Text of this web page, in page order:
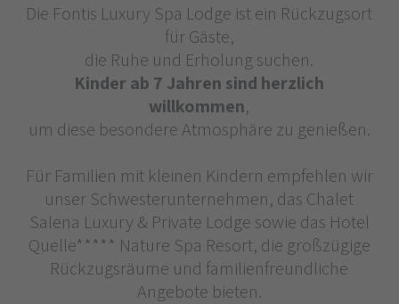
Die Fontis Luxury Spa Lodge ist ein Rückzugsort
für Gäste,
die Ruhe und Erholung suchen.
Kinder ab 7 Jahren sind herzlich
willkommen,
um diese besondere Atmosphäre zu genießen.
Für Familien mit kleinen Kindern empfehlen wir
unser Schwesterunternehmen, das Chalet
Salena Luxury & Private Lodge sowie das Hotel
Quelle***** Nature Spa Resort, die großzügige
Rückzugsräume und familienfreundliche
Angebote bieten.